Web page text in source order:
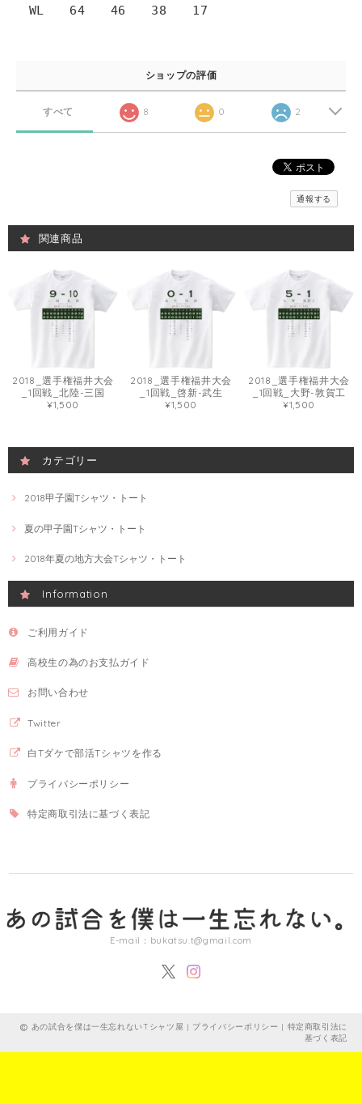
WL 64 46 38 17
ショップの評価
すべて 8 0 2
通報する
関連商品
2018_選手権福井大会
_1回戦_北陸-三国
¥1,500
2018_選手権福井大会
_1回戦_啓新-武生
¥1,500
2018_選手権福井大会
_1回戦_大野-敦賀工
¥1,500
カテゴリー
2018甲子園Tシャツ・トート
夏の甲子園Tシャツ・トート
2018年夏の地方大会Tシャツ・トート
Information
ご利用ガイド
高校生の為のお支払ガイド
お問い合わせ
Twitter
白Tダケで部活Tシャツを作る
プライバシーポリシー
特定商取引法に基づく表記
E-mail： bukatsu.t@gmail.com
あの試合を僕は一生忘れないTシャツ屋 | プライバシーポリシー | 特定商取引法に
基づく表記